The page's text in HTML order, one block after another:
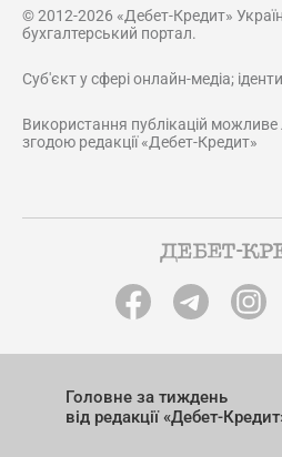
© 2012-2026 «Дебет-Кредит»
бухгалтерський портал.
Суб'єкт у сфері онлайн-медіа;
Використання публікацій
згодою редакції «Дебет-Кредит»
Головне за тиждень
від редакції «Дебет-